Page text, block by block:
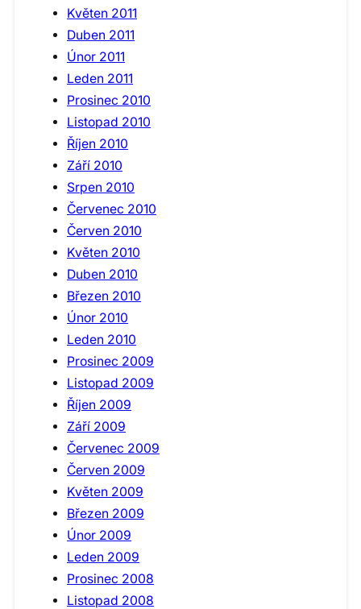
Květen 2011
Duben 2011
Únor 2011
Leden 2011
Prosinec 2010
Listopad 2010
Říjen 2010
Září 2010
Srpen 2010
Červenec 2010
Červen 2010
Květen 2010
Duben 2010
Březen 2010
Únor 2010
Leden 2010
Prosinec 2009
Listopad 2009
Říjen 2009
Září 2009
Červenec 2009
Červen 2009
Květen 2009
Březen 2009
Únor 2009
Leden 2009
Prosinec 2008
Listopad 2008